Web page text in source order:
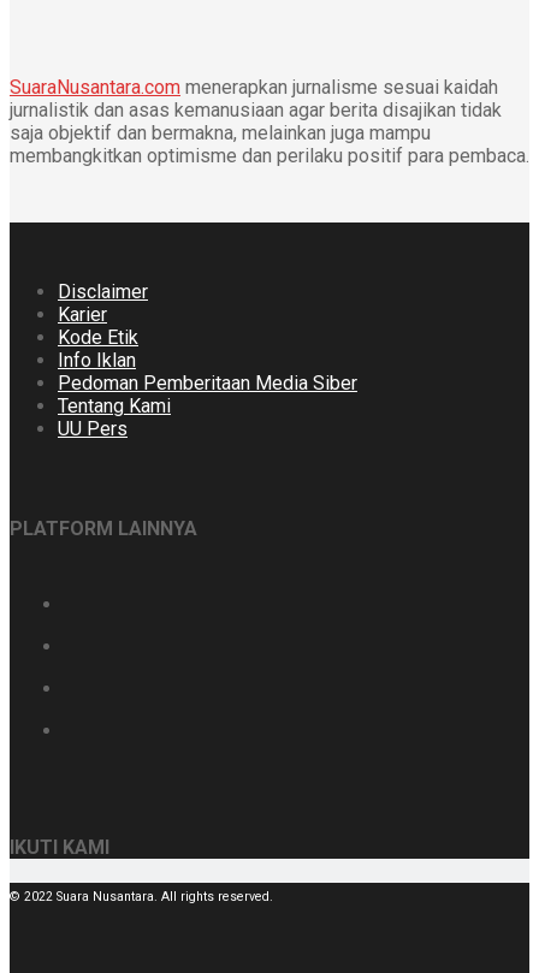
SuaraNusantara.com menerapkan jurnalisme sesuai kaidah
jurnalistik dan asas kemanusiaan agar berita disajikan tidak
saja objektif dan bermakna, melainkan juga mampu
membangkitkan optimisme dan perilaku positif para pembaca.
Disclaimer
Karier
Kode Etik
Info Iklan
Pedoman Pemberitaan Media Siber
Tentang Kami
UU Pers
PLATFORM LAINNYA
IKUTI KAMI
© 2022 Suara Nusantara. All rights reserved.